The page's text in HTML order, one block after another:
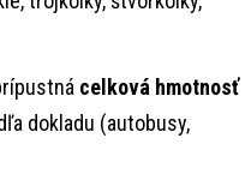
celková hmotnosť
dokladu (autobusy,